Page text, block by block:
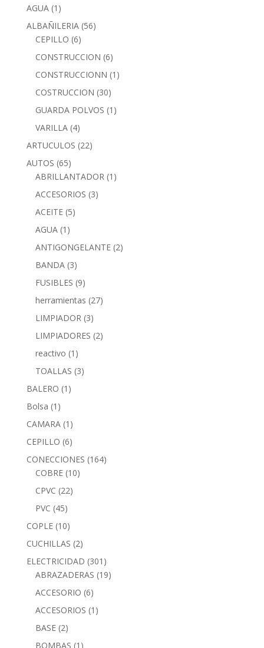
AGUA (1)
ALBAÑILERIA (56)
CEPILLO (6)
CONSTRUCCION (6)
CONSTRUCCIONN (1)
COSTRUCCION (30)
GUARDA POLVOS (1)
VARILLA (4)
ARTUCULOS (22)
AUTOS (65)
ABRILLANTADOR (1)
ACCESORIOS (3)
ACEITE (5)
AGUA (1)
ANTIGONGELANTE (2)
BANDA (3)
FUSIBLES (9)
herramientas (27)
LIMPIADOR (3)
LIMPIADORES (2)
reactivo (1)
TOALLAS (3)
BALERO (1)
Bolsa (1)
CAMARA (1)
CEPILLO (6)
CONECCIONES (164)
COBRE (10)
CPVC (22)
PVC (45)
COPLE (10)
CUCHILLAS (2)
ELECTRICIDAD (301)
ABRAZADERAS (19)
ACCESORIO (6)
ACCESORIOS (1)
BASE (2)
BOMBAS (1)